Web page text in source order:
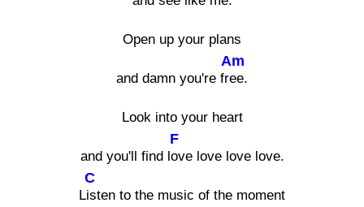
Open up your plans
and damn you're fr
Am
ee.
Look into your heart
and you'll find l
F
ove love love love.
L
C
isten to the music of the moment